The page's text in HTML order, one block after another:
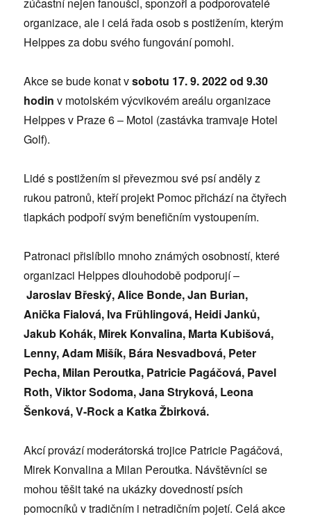
zúčastní nejen fanoušci, sponzoři a podporovatelé
organizace, ale i celá řada osob s postižením, kterým
Helppes za dobu svého fungování pomohl.
Akce se bude konat vsobotu 17. 9. 2022 od 9.30
hodin v motolském výcvikovém areálu organizace
Helppes v Praze 6 – Motol (zastávka tramvaje Hotel
Golf).
Lidé s postižením si převezmou své psí anděly z
rukou patronů, kteří projekt Pomoc přichází na čtyřech
tlapkách podpoří svým benefičním vystoupením.
Patronaci přislíbilo mnoho známých osobností, které
organizaci Helppes dlouhodobě podporují –
Jaroslav Břeský, Alice Bonde, Jan Burian,
Anička Fialová, Iva Frühlingová, Heidi Janků,
Jakub Kohák, Mirek Konvalina, Marta Kubišová,
Lenny, Adam Mišík, Bára Nesvadbová, Peter
Pecha, Milan Peroutka, Patricie Pagáčová, Pavel
Roth, Viktor Sodoma, Jana Stryková, Leona
Šenková, V-Rock a Katka Žbirková.
Akcí provází moderátorská trojice Patricie Pagáčová,
Mirek Konvalina a Milan Peroutka. Návštěvníci se
mohou těšit také na ukázky dovedností psích
pomocníků v tradičním i netradičním pojetí. Celá akce